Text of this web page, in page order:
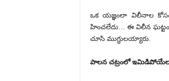
ఒక యజ్ఞంలా విలీనాల కోసం
హించలేదు… ఈ విలీన ఘట్టం
చూసి ముగ్ధులయ్యారు.
పాలన చట్రంలో